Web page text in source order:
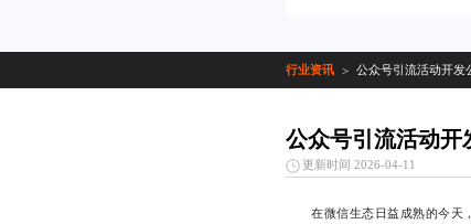
行业资讯 > 公众号引流活动开发
公众号引流活动开
更新时间 2026-04-11
在微信生态日益成熟的今天，